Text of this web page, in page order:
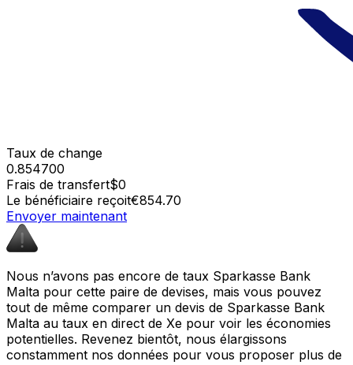
Taux de change
0.854700
Frais de transfert$0
Le bénéficiaire reçoit€854.70
Envoyer maintenant
Nous n’avons pas encore de taux Sparkasse Bank
Malta pour cette paire de devises, mais vous pouvez
tout de même comparer un devis de Sparkasse Bank
Malta au taux en direct de Xe pour voir les économies
potentielles. Revenez bientôt, nous élargissons
constamment nos données pour vous proposer plus de